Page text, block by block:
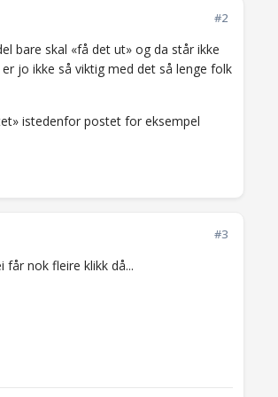
#2
bare skal «få det ut» og da står ikke
jo ikke så viktig med det så lenge folk
istedenfor postet for eksempel
#3
nok fleire klikk då...